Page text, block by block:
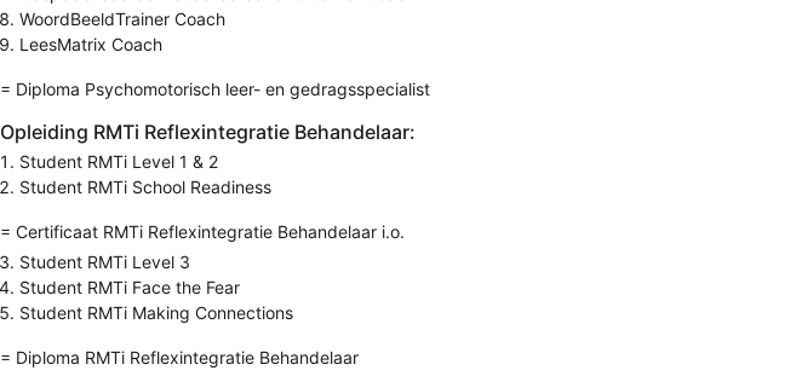
WoordBeeldTrainer Coach
LeesMatrix Coach
= Diploma Psychomotorisch leer- en gedragsspecialist
Opleiding RMTi Reflexintegratie Behandelaar:
Student RMTi Level 1 & 2
Student RMTi School Readiness
= Certificaat RMTi Reflexintegratie Behandelaar i.o.
Student RMTi Level 3
Student RMTi Face the Fear
Student RMTi Making Connections
= Diploma RMTi Reflexintegratie Behandelaar